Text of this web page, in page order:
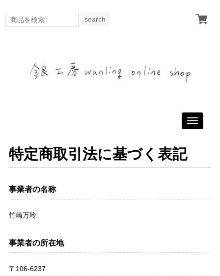
search
Toggle
特定商取引法に基づく表記
事業者の名称
竹崎万玲
事業者の所在地
〒106-6237